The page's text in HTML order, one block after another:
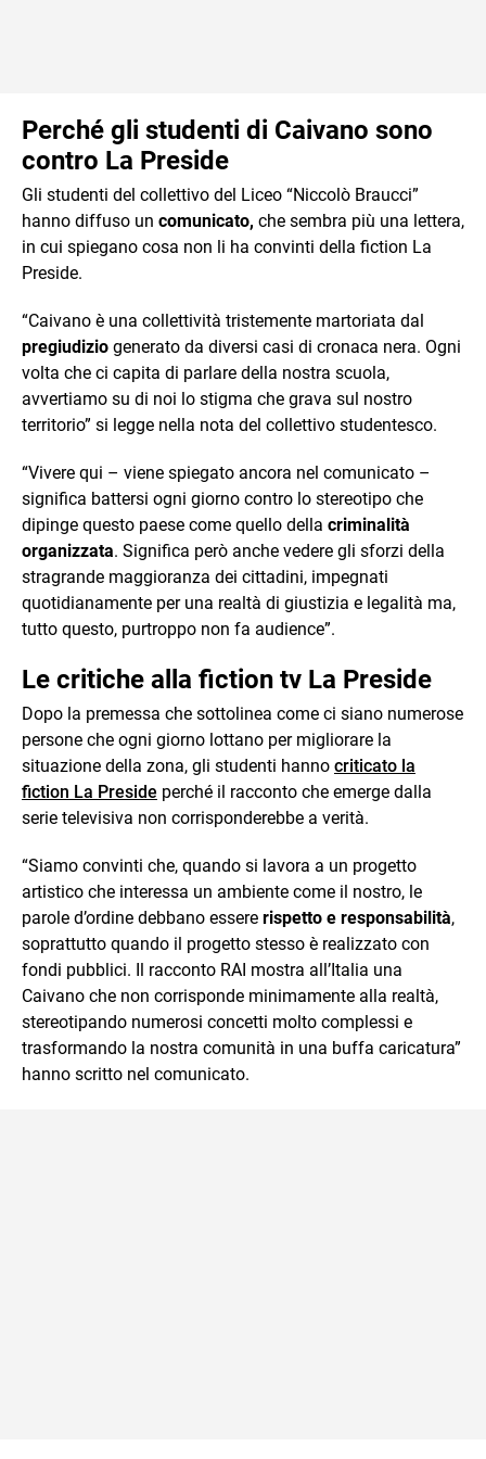
Perché gli studenti di Caivano sono
contro La Preside
Gli studenti del collettivo del Liceo “Niccolò Braucci”
hanno diffuso un comunicato, che sembra più una lettera,
in cui spiegano cosa non li ha convinti della fiction La
Preside.
“Caivano è una collettività tristemente martoriata dal
pregiudizio generato da diversi casi di cronaca nera. Ogni
volta che ci capita di parlare della nostra scuola,
avvertiamo su di noi lo stigma che grava sul nostro
territorio” si legge nella nota del collettivo studentesco.
“Vivere qui – viene spiegato ancora nel comunicato –
significa battersi ogni giorno contro lo stereotipo che
dipinge questo paese come quello della criminalità
organizzata. Significa però anche vedere gli sforzi della
stragrande maggioranza dei cittadini, impegnati
quotidianamente per una realtà di giustizia e legalità ma,
tutto questo, purtroppo non fa audience”.
Le critiche alla fiction tv La Preside
Dopo la premessa che sottolinea come ci siano numerose
persone che ogni giorno lottano per migliorare la
situazione della zona, gli studenti hanno criticato la
fiction La Preside perché il racconto che emerge dalla
serie televisiva non corrisponderebbe a verità.
“Siamo convinti che, quando si lavora a un progetto
artistico che interessa un ambiente come il nostro, le
parole d’ordine debbano essere rispetto e responsabilità,
soprattutto quando il progetto stesso è realizzato con
fondi pubblici. Il racconto RAI mostra all’Italia una
Caivano che non corrisponde minimamente alla realtà,
stereotipando numerosi concetti molto complessi e
trasformando la nostra comunità in una buffa caricatura”
hanno scritto nel comunicato.